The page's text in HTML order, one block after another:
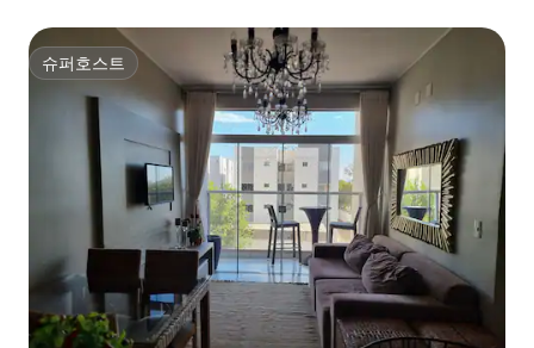
슈퍼호스트
슈퍼호스트